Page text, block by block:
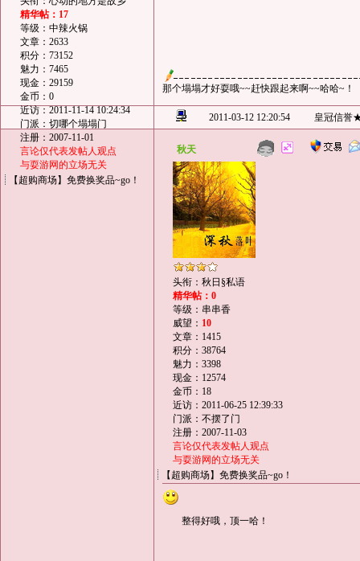
精华帖：17
等级：中辣火锅
文章：2633
积分：73152
魅力：7465
现金：29159
金币：0
近访：2011-11-14 10:24:34
门派：切哪个塌塌门
注册：2007-11-01
言论仅代表发帖人观点
与耍游网的立场无关
【超购商场】免费换奖品~go！
那个塌塌才好耍哦~~赶快跟起来啊~~哈哈~！
2011-03-12 12:20:54 皇冠信誉
秋天
头衔：秋日§私语
精华帖：0
等级：串串香
威望： 10
文章：1415
积分：38764
魅力：3398
现金：12574
金币：18
近访：2011-06-25 12:39:33
门派：不摆了门
注册：2007-11-03
言论仅代表发帖人观点
与耍游网的立场无关
【超购商场】免费换奖品~go！
整得好哦，顶一哈！